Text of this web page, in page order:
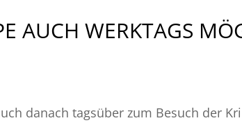
AUCH WERKTAGS
danach tagsüber zum Besuch der